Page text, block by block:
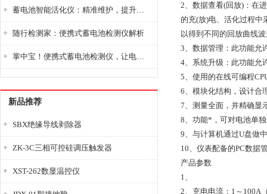
蓄电池智能活化仪：精准维护，提升电池健康状态
随行检测家：便携式蓄电池检测仪解析
掌中宝！便携式蓄电池检测仪，让电池检测变得简单又快捷！
新品推荐
SBX绝缘导线剥除器
ZK-3C三相可控硅调压触发器
XST-262数显温控仪
2、数据查看(回放)：在
的充(放)电、活化过程中
以得到不同的回放曲线
3、数据管理：此功能允
4、系统升级：此功能允
5、使用的在线可编程
6、模块化结构，设计合
7、测量全面，并精确显
8、功能*，可对电池单
9、与计算机通过U盘做
10、仪表配备的PC数据
产品参数
1、
2、充电电流：1～100A